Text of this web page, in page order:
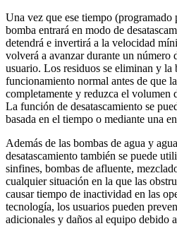
Una vez que ese tiempo
bomba entrará en modo de
detendrá e invertirá a la velocidad
volverá a avanzar durante un número
usuario. Los residuos se eliminan y la
funcionamiento normal antes de que
completamente y reduzca el volumen
La función de desatascamiento se
basada en el tiempo o mediante una
Además de las bombas de agua y
desatascamiento también se puede
sinfines, bombas de afluente,
cualquier situación en la que las
causar tiempo de inactividad en las
tecnología, los usuarios pueden
adicionales y daños al equipo debido